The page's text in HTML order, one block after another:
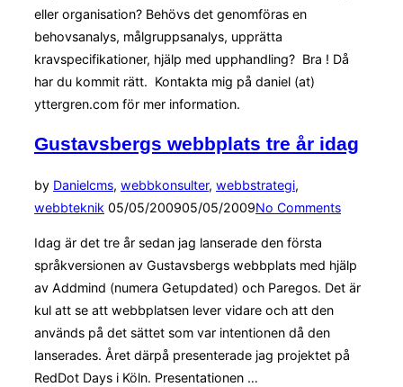
webbstrateg”
eller organisation? Behövs det genomföras en
behovsanalys, målgruppsanalys, upprätta
kravspecifikationer, hjälp med upphandling? Bra ! Då
har du kommit rätt. Kontakta mig på daniel (at)
yttergren.com för mer information.
Gustavsbergs webbplats tre år idag
by Danielcms, webbkonsulter, webbstrategi,
webbteknik Posted
05/05/200905/05/2009No Comments
Idag är det tre år sedan jag lanserade den första
språkversionen av Gustavsbergs webbplats med hjälp
av Addmind (numera Getupdated) och Paregos. Det är
kul att se att webbplatsen lever vidare och att den
används på det sättet som var intentionen då den
lanserades. Året därpå presenterade jag projektet på
RedDot Days i Köln. Presentationen …